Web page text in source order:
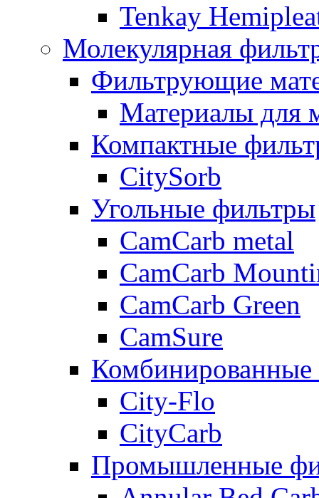
Tenkay
Молекулярная
Фильтрующие
Материалы для
Компактные
CitySorb
Угольные фильтры
CamCarb metal
CamCarb
CamCarb Green
CamSure
City-Flo
CityCarb
Промышленные